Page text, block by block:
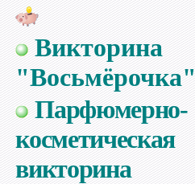
Викторина
"Восьмёрочка"
Парфюмерно-
косметическая
викторина